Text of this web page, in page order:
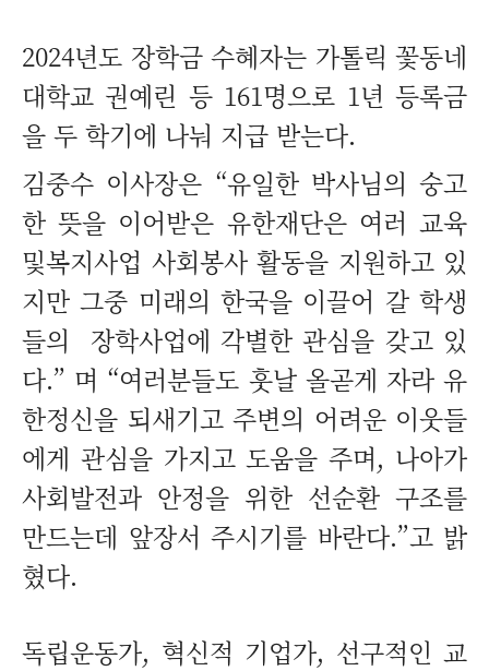
2024년도 장학금 수혜자는 가톨릭 꽃동네
대학교 권예린 등 161명으로 1년 등록금
을 두 학기에 나눠 지급 받는다.
김중수 이사장은 “유일한 박사님의 숭고
한 뜻을 이어받은 유한재단은 여러 교육
및복지사업 사회봉사 활동을 지원하고 있
지만 그중 미래의 한국을 이끌어 갈 학생
들의 장학사업에 각별한 관심을 갖고 있
다.” 며 “여러분들도 훗날 올곧게 자라 유
한정신을 되새기고 주변의 어려운 이웃들
에게 관심을 가지고 도움을 주며, 나아가
사회발전과 안정을 위한 선순환 구조를
만드는데 앞장서 주시기를 바란다.”고 밝
혔다.
독립운동가, 혁신적 기업가, 선구적인 교